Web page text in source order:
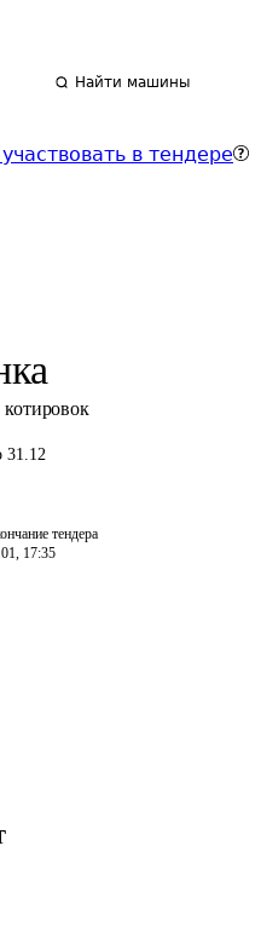
Найти машины
в тендере
котировок
31.12
тендера
17:35